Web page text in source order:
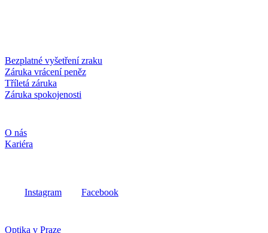
Bezplatné vyšetření zraku
Záruka vrácení peněz
Tříletá záruka
Záruka spokojenosti
O nás
Kariéra
Instagram Facebook
Optika v Praze